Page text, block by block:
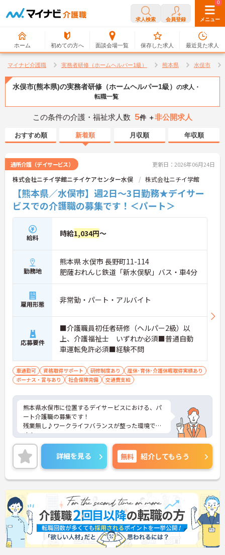
求人検索 会員登録 メニュー
ホーム 初めての方へ 面談会場一覧
0
保存した求人
0
最近見た求人
マイナビ介護職 実務者研修（ホームヘルパー1級） 熊本県 水俣市
水俣市(熊本県)の実務者研修（ホームヘルパー1級） の求人・
転職一覧
この条件の介護・福祉求人数 5件 ＋非公開求人
おすすめ順 新着順 月収順 年収順
通所介護（デイサービス） 更新日：2026年06月24日
株式会社ニチイ学館ニチイケアセンター水俣 株式会社ニチイ学館
【熊本県／水俣市】週2日～3日勤務★デイサー
ビスでの介護職の募集です！＜パート＞
給料 時給1,034円～
勤務地
熊本県 水俣市 長野町11-114
肥薩おれんじ鉄道「新水俣駅」バス・車4分
雇用形態 非常勤・パート・アルバイト
応募要件
■介護職員初任者研修（ヘルパー2級）以
上、介護福祉士 いずれか必須■普通自動
車運転免許必須■経験不問
車通勤可 資格取得サポート 研修制度あり
産休･育休･介護休暇取得実績あり
ボーナス・賞与あり
社会保険完備 交通費支給
熊本県水俣市に位置するデイサービスにおける、パ
ート介護職の募集です！
残業無し♪ワークライフバランスが整った環境で
す！
ご興味ある方には、面接対策ポイントなど、さらに
詳細をお話しいたしますのでお気軽にご相談くださ
い。
詳細を見る 無料 紹介してもらう